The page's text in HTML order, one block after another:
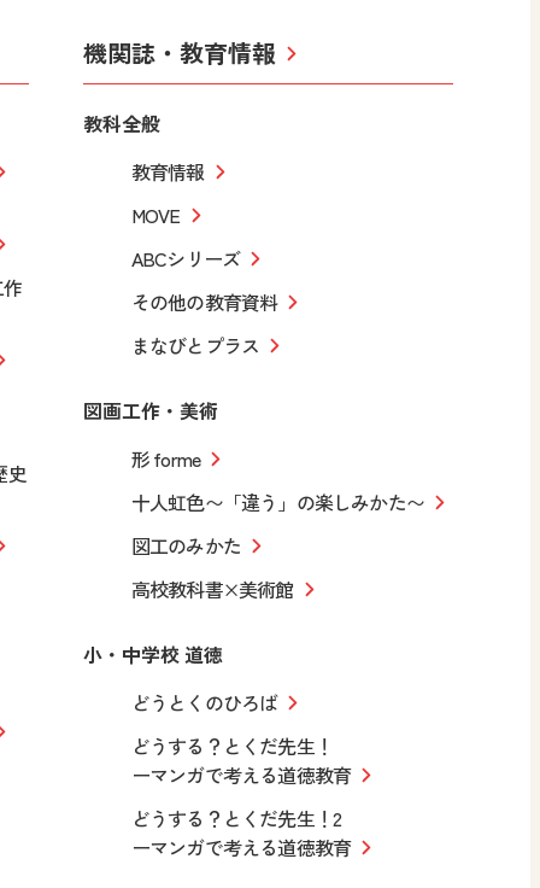
史
機関誌・教育情報
教科全般
教育情報
MOVE
ABCシリーズ
その他の教育資料
まなびとプラス
図画工作・美術
形 forme
十人虹色〜「違う」の楽しみかた〜
図工のみかた
高校教科書×美術館
小・中学校 道徳
どうとくのひろば
どうする？とくだ先生！
ーマンガで考える道徳教育
どうする？とくだ先生！2
ーマンガで考える道徳教育